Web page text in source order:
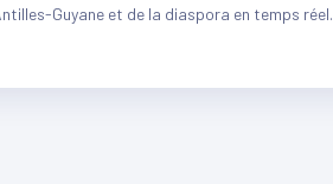
Guyane et de la diaspora en temps réel.